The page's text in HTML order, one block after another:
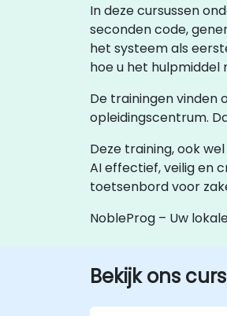
In deze cursussen
seconden code,
het systeem als
hoe u het
De trainingen vinden
opleidingscentrum.
Deze training, ook
AI effectief, veilig en
toetsenbord voor
NobleProg – Uw
Bekijk ons